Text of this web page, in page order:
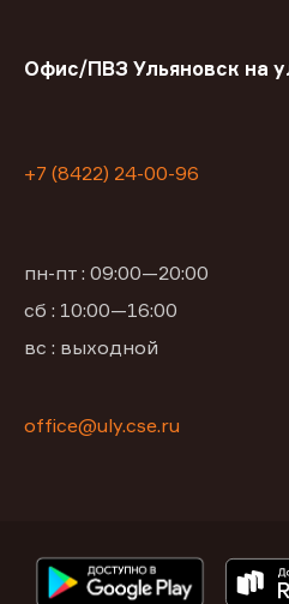
Офис/ПВЗ Ульяновск на
+7 (8422) 24-00-96
пн-пт : 09:00—20:00
сб : 10:00—16:00
вс : выходной
office@uly.cse.ru